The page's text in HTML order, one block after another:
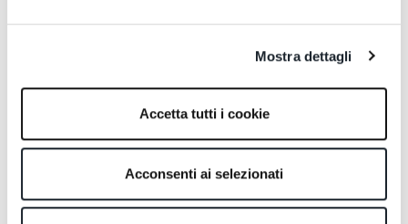
Mostra dettagli
Accetta tutti i cookie
Acconsenti ai selezionati
Exhibitions
Zanotta all’ADI Design
“Alchimia. La rivoluzione
del design italiano”.